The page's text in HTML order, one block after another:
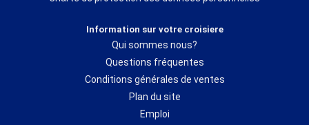
Information sur votre croisiere
Qui sommes nous?
Questions fréquentes
Conditions générales de ventes
Plan du site
Emploi